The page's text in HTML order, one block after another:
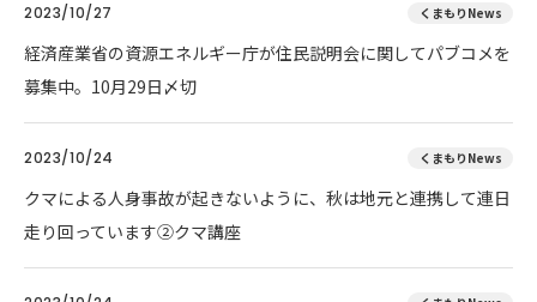
2023/10/27 くまもりNews
経済産業省の資源エネルギー庁が住民説明会に関してパブコメを
募集中。10月29日〆切
2023/10/24 くまもりNews
クマによる人身事故が起きないように、秋は地元と連携して連日
走り回っています②クマ講座